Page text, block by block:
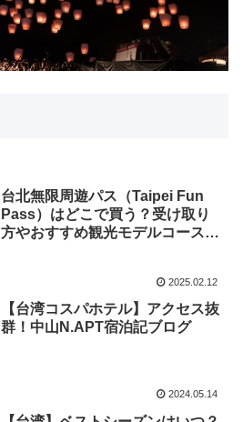
台北無限周遊パス（Taipei Fun
Pass）はどこで買う？受け取り
方やおすすめ観光モデルコースも
2025.02.12
【台湾コスパホテル】アクセス抜
群！中山N.APT宿泊記ブログ
2024.05.14